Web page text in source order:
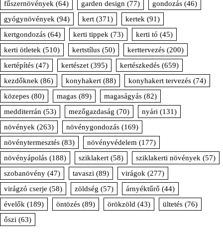
fűszernövények (64) garden design (77) gondozás (46)
gyógynövények (94) kert (371) kertek (91)
kertgondozás (64) kerti tippek (73) kerti tó (45)
kerti ötletek (510) kertstílus (50) kerttervezés (200)
kertépítés (47) kertészet (395) kertészkedés (659)
kezdőknek (86) konyhakert (88) konyhakert tervezés (74)
közepes (80) magas (89) magaságyás (82)
medditerrán (53) mezőgazdaság (70) nyári (131)
növények (263) növénygondozás (169)
növénytermesztés (83) növényvédelem (177)
növényápolás (188) sziklakert (58) sziklakerti növények (57)
szobanövény (47) tavaszi (89) virágok (277)
virágzó cserje (58) zöldség (57) árnyéktűrő (44)
évelők (189) öntözés (89) örökzöld (43) ültetés (76)
őszi (63)